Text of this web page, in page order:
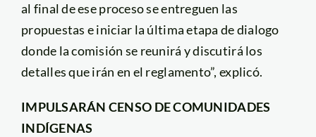
al final de ese proceso se entreguen las
propuestas e iniciar la última etapa de dialogo
donde la comisión se reunirá y discutirá los
detalles que irán en el reglamento”, explicó.
IMPULSARÁN CENSO DE COMUNIDADES
INDÍGENAS